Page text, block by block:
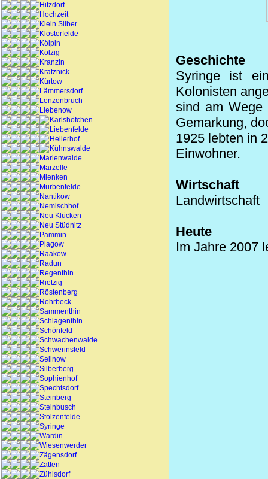
Hitzdorf
Hochzeit
Klein Silber
Klosterfelde
Kölpin
Kölzig
Kranzin
Kratznick
Kürtow
Lämmersdorf
Lenzenbruch
Liebenow
Karlshöfchen
Liebenfelde
Hellerhof
Kühnswalde
Marienwalde
Marzelle
Mienken
Mürbenfelde
Nantikow
Nemischhof
Neu Klücken
Neu Stüdnitz
Pammin
Plagow
Raakow
Radun
Regenthin
Rietzig
Röstenberg
Rohrbeck
Sammenthin
Schlagenthin
Schönfeld
Schwachenwalde
Schwerinsfeld
Sellnow
Silberberg
Sophienhof
Spechtsdorf
Steinberg
Steinbusch
Stolzenfelde
Syringe
Wardin
Wiesenwerder
Zägensdorf
Zatten
Zühlsdorf
Geschichte
Syringe ist
Kolonisten
sind am Wege
Gemarkung,
1925 lebten in
Einwohner.
Wirtschaft
Landwirtschaft
Heute
Im Jahre 2007